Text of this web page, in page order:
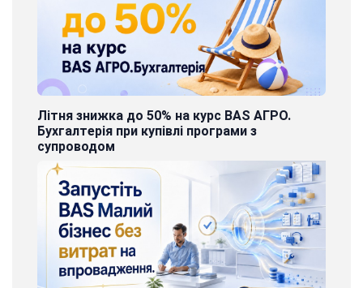
Літня знижка до 50% на курс BAS АГРО.
Бухгалтерія при купівлі програми з
супроводом